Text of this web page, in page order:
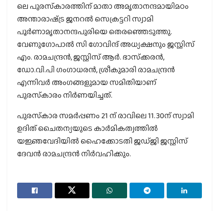
ലെ പുരസ്‌കാരത്തിന് മാതാ അമൃതാനന്ദമായിമഠം
അന്താരാഷ്‌ട്ര ജനറല്‍ സെക്രട്ടറി സ്വാമി
പൂര്‍ണാമൃതാനന്ദപുരിയെ തെരഞ്ഞെടുത്തു.
വേണുഗോപാല്‍ സി ഗോവിന്ദ് അധ്യക്ഷനും ജസ്റ്റിസ്
എം. രാമചന്ദ്രന്‍, ജസ്റ്റിസ് ആര്‍. ഭാസ്‌ക്കരന്‍,
ഡോ.വി.പി ഗംഗാധരന്‍, ശ്രീകുമാരി രാമചന്ദ്രന്‍
എന്നിവര്‍ അംഗങ്ങളുമായ സമിതിയാണ്
പുരസ്‌കാരം നിര്‍ണയിച്ചത്.
പുരസ്‌കാര സമര്‍പ്പണം 21 ന് രാവിലെ 11.30ന് സ്വാമി
ഉദിത് ചൈതന്യയുടെ കാര്‍മികത്വത്തില്‍
യജ്ഞവേദിയില്‍ ഹൈക്കോടതി ജഡ്ജി ജസ്റ്റിസ്
ദേവന്‍ രാമചന്ദ്രന്‍ നിര്‍വഹിക്കും.